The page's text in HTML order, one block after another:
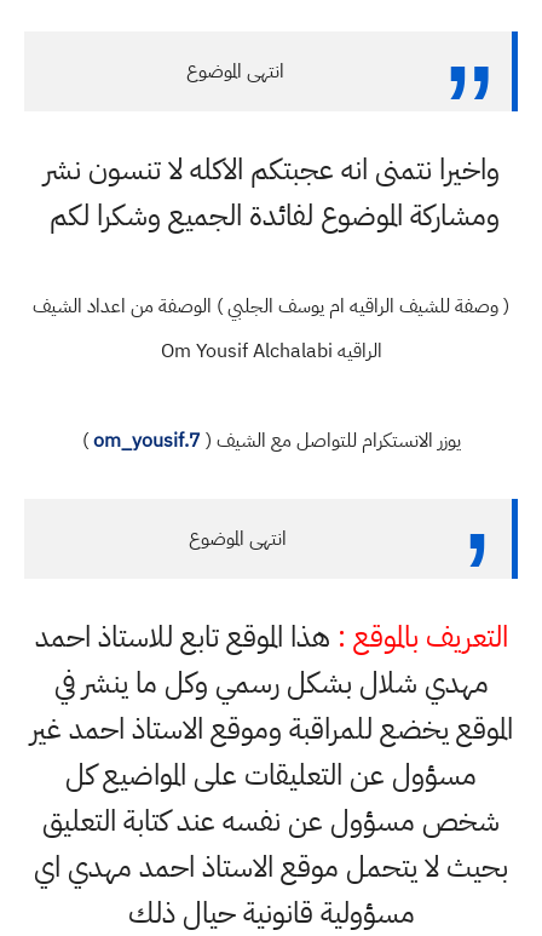
انتهى الموضوع
واخيرا نتمنى انه عجبتكم الاكله لا تنسون نشر
ومشاركة الموضوع لفائدة الجميع وشكرا لكم
( وصفة للشيف الراقيه ام يوسف الجلبي ) الوصفة من اعداد الشيف
الراقيه Om Yousif Alchalabi
يوزر الانستكرام للتواصل مع الشيف ( om_yousif.7
)
انتهى الموضوع
التعريف بالموقع : هذا الموقع تابع للاستاذ احمد
مهدي شلال بشكل رسمي وكل ما ينشر في
الموقع يخضع للمراقبة وموقع الاستاذ احمد غير
مسؤول عن التعليقات على المواضيع كل
شخص مسؤول عن نفسه عند كتابة التعليق
بحيث لا يتحمل موقع الاستاذ احمد مهدي اي
مسؤولية قانونية حيال ذلك